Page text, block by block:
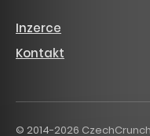
Inzerce
Kontakt
© 2014-2026